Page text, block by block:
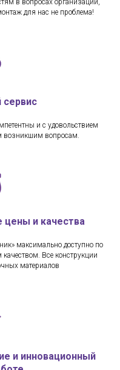
в вопросах организации,
для нас не проблема!
сервис
и с удовольствием
возникшим вопросам.
цены и качества
максимально доступно по
Все конструкции
материалов
и инновационный